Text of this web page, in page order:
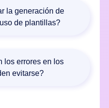
significa que se
por lo tanto, aumentan
Los documentos legales,
la relación comercial y
la generación de
de plantillas?
de redacción y
consistentes
los errores en los
evitarse?